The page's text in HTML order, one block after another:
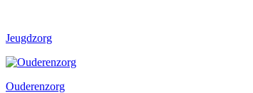
Jeugdzorg
Ouderenzorg